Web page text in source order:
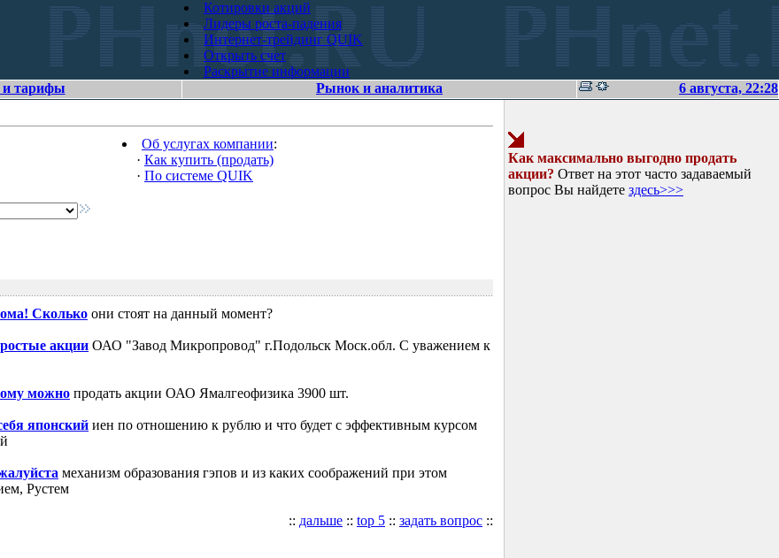
Котировки акций
Лидеры роста-падения
Интернет-трейдинг QUIK
Открыть счет
Раскрытие информации
и тарифы Рынок и аналитика 6 августа, 22:28
Об услугах компании:
· Как купить (продать)
· По системе QUIK
Сколько они стоят на данный момент?
акции ОАО "Завод Микропровод" г.Подольск Моск.обл. С уважением к
можно продать акции ОАО Ямалгеофизика 3900 шт.
японский иен по отношению к рублю и что будет с эффективным курсом
механизм образования гэпов и из каких соображений при этом
Рустем
:: дальше :: top 5 :: задать вопрос ::
Как максимально выгодно продать
акции? Ответ на этот часто задаваемый
вопрос Вы найдете здесь>>>